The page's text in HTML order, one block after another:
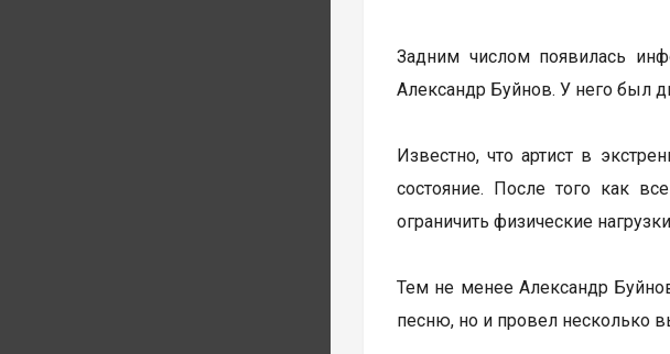
Задним числом появилась
Александр Буйнов. У него был
Известно, что артист в
состояние. После того как
ограничить физические
Тем не менее Александр
песню, но и провел несколько